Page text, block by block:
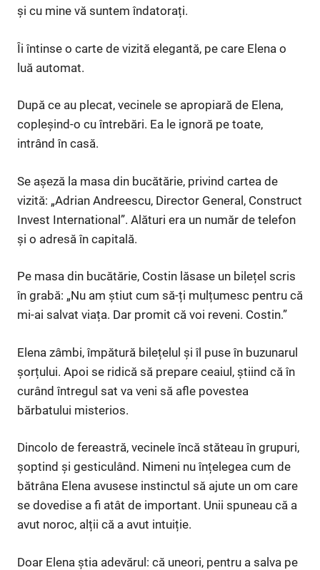
și cu mine vă suntem îndatorați.
Îi întinse o carte de vizită elegantă, pe care Elena o
luă automat.
După ce au plecat, vecinele se apropiară de Elena,
copleșind-o cu întrebări. Ea le ignoră pe toate,
intrând în casă.
Se așeză la masa din bucătărie, privind cartea de
vizită: „Adrian Andreescu, Director General, Construct
Invest International”. Alături era un număr de telefon
și o adresă în capitală.
Pe masa din bucătărie, Costin lăsase un bilețel scris
în grabă: „Nu am știut cum să-ți mulțumesc pentru că
mi-ai salvat viața. Dar promit că voi reveni. Costin.”
Elena zâmbi, împătură bilețelul și îl puse în buzunarul
șorțului. Apoi se ridică să prepare ceaiul, știind că în
curând întregul sat va veni să afle povestea
bărbatului misterios.
Dincolo de fereastră, vecinele încă stăteau în grupuri,
șoptind și gesticulând. Nimeni nu înțelegea cum de
bătrâna Elena avusese instinctul să ajute un om care
se dovedise a fi atât de important. Unii spuneau că a
avut noroc, alții că a avut intuiție.
Doar Elena știa adevărul: că uneori, pentru a salva pe